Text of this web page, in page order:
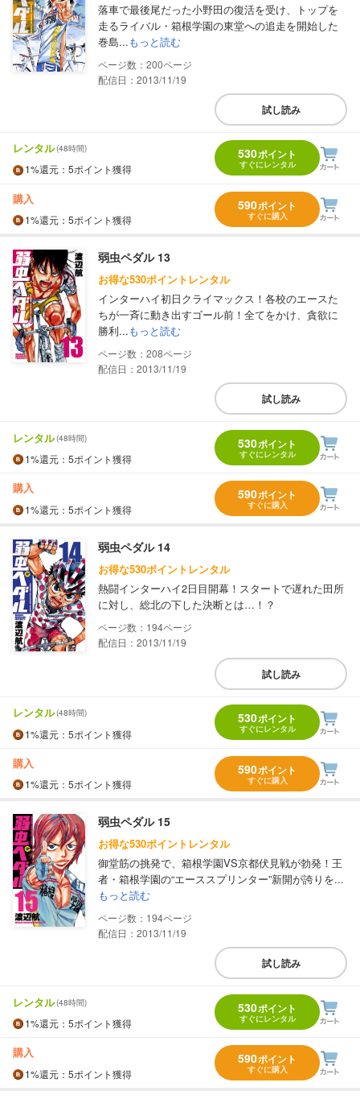
落車で最後尾だった小野田の復活を受け、トップを
走るライバル・箱根学園の東堂への追走を開始した
巻島...もっと読む
200
配信日：2013/11/19
試し読み
レンタル(48時間)
1%還元 ：5ポイント獲得
530ポイント
すぐにレンタル
購入
1%還元 ：5ポイント獲得
590ポイント
すぐに購入
弱虫ペダル 13
お得な530ポイントレンタル
インターハイ初日クライマックス！各校のエースた
ちが一斉に動き出すゴール前！全てをかけ、貪欲に
勝利...もっと読む
208
配信日：2013/11/19
試し読み
レンタル(48時間)
1%還元 ：5ポイント獲得
530ポイント
すぐにレンタル
購入
1%還元 ：5ポイント獲得
590ポイント
すぐに購入
弱虫ペダル 14
お得な530ポイントレンタル
熱闘インターハイ2日目開幕！スタートで遅れた田所
に対し、総北の下した決断とは…！？
194
配信日：2013/11/19
試し読み
レンタル(48時間)
1%還元 ：5ポイント獲得
530ポイント
すぐにレンタル
購入
1%還元 ：5ポイント獲得
590ポイント
すぐに購入
弱虫ペダル 15
お得な530ポイントレンタル
御堂筋の挑発で、箱根学園VS京都伏見戦が勃発！王
者・箱根学園の“エーススプリンター”新開が誇りを...
もっと読む
194
配信日：2013/11/19
試し読み
レンタル(48時間)
1%還元 ：5ポイント獲得
530ポイント
すぐにレンタル
購入
1%還元 ：5ポイント獲得
590ポイント
すぐに購入